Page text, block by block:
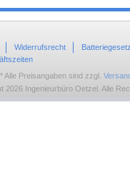
Widerrufsrecht Batteriegesetz
* Alle Preisangaben sind zzgl.
2026 Ingenieurbüro Oetzel. Alle